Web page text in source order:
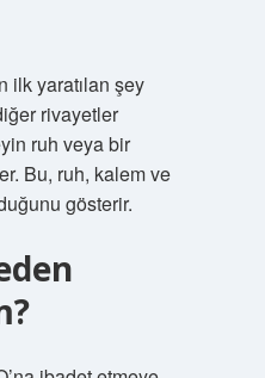
ilk yaratılan şey
rivayetler
ruh veya bir
Bu, ruh, kalem ve
gösterir.